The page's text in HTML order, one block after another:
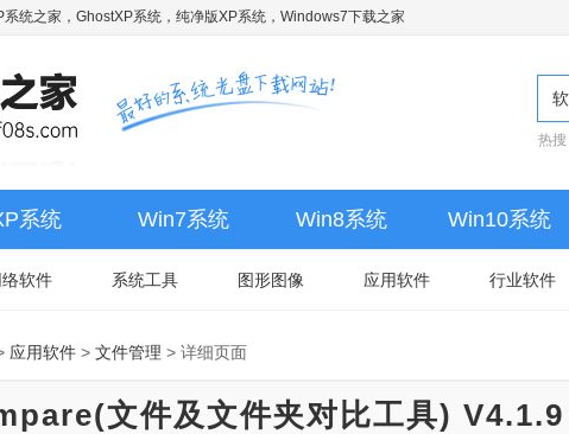
系统之家，GhostXP系统，纯净版XP系统，Windows7下载之家
热搜
系统 Win7系统 Win8系统 Win10系统
络软件 系统工具 图形图像 应用软件 行业软件
应用软件 > 文件管理 > 详细页面
文件及文件夹对比工具) V4.1.9